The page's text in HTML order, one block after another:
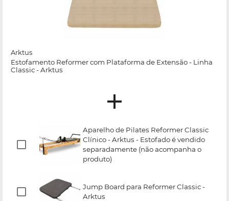
Arktus
Estofamento Reformer com Plataforma de Extensão - Linha
Classic - Arktus
Aparelho de Pilates Reformer Classic
Clínico - Arktus - Estofado é vendido
separadamente (não acompanha o
produto)
Jump Board para Reformer Classic -
Arktus